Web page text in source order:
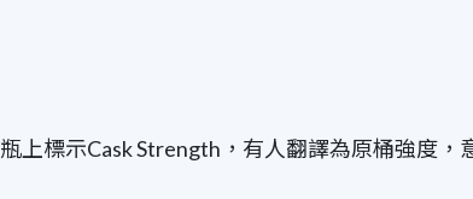
上標示Cask Strength，有人翻譯為原桶強度